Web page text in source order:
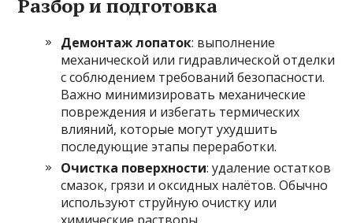
Разбор и подготовка
Демонтаж лопаток: выполнение
механической или гидравлической отделки
с соблюдением требований безопасности.
Важно минимизировать механические
повреждения и избегать термических
влияний, которые могут ухудшить
последующие этапы переработки.
Очистка поверхности: удаление остатков
смазок, грязи и оксидных налётов. Обычно
используют струйную очистку или